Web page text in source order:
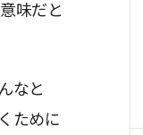
味だと
なと
ために